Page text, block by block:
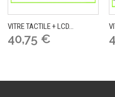
VITRE TACTILE + LCD...
40,75 €